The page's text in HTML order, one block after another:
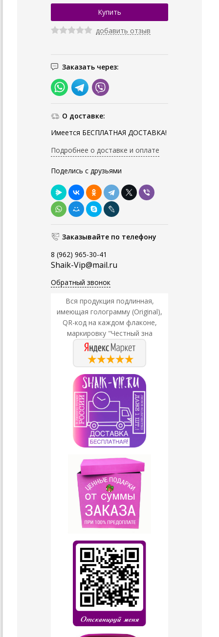
добавить отзыв
Заказать через:
О доставке:
Имеется БЕСПЛАТНАЯ ДОСТАВКА!
Подробнее о доставке и оплате
Поделись с друзьями
Заказывайте по телефону
8 (962) 965-30-41
Shaik-Vip@mail.ru
Обратный звонок
Вся продукция подлинная,
имеющая голограмму (Original),
QR-код на каждом флаконе,
маркировку "Честный зна